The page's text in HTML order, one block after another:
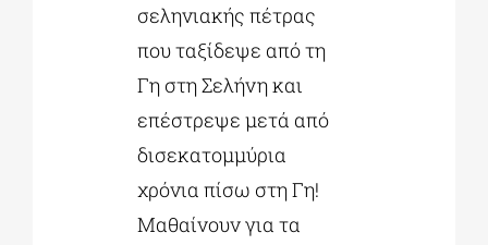
σεληνιακής πέτρας
που ταξίδεψε από τη
Γη στη Σελήνη και
επέστρεψε μετά από
δισεκατομμύρια
χρόνια πίσω στη Γη!
Μαθαίνουν για τα